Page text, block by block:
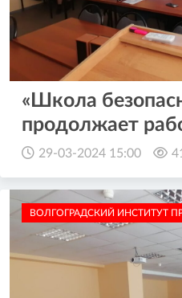
«Школа
продолжает
29-03-2024 15:00
ВОЛГОГРАДСКИЙ ИНСТИТУТ